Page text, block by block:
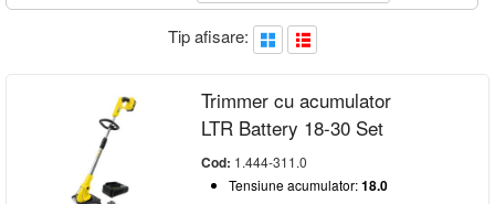
Preț
(3)
Tensiune acumulator
18.0 V(2)
36.0 V
Diametru taiere
Tip afisare:
Trimmer cu acumulator
LTR Battery 18-30 Set
Cod: 1.444-311.0
Tensiune acumulator:18.0